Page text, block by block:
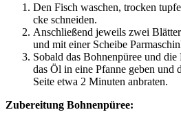
Den Fisch waschen, tro­cken
cke schneiden.
Anschlie­ßend jeweils zwei
und mit einer Schei­be
Sobald das Boh­nen­pü­ree und
das Öl in eine Pfan­ne geben und
Sei­te etwa 2 Minu­ten anbraten.
Zube­rei­tung Bohnenpüree: